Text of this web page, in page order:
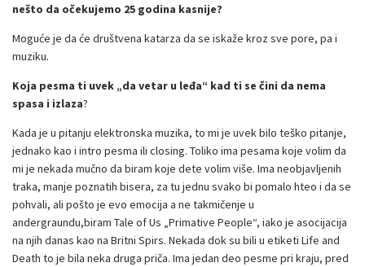
nešto da očekujemo 25 godina kasnije?
Moguće je da će društvena katarza da se iskaže kroz sve pore, pa i
muziku.
Koja pesma ti uvek „da vetar u leđa“ kad ti se čini da nema
spasa i izlaza?
Kada je u pitanju elektronska muzika, to mi je uvek bilo teško pitanje,
jednako kao i intro pesma ili closing. Toliko ima pesama koje volim da
mi je nekada mučno da biram koje dete volim više. Ima neobjavljenih
traka, manje poznatih bisera, za tu jednu svako bi pomalo hteo i da se
pohvali, ali pošto je evo emocija a ne takmičenje u
andergraundu,biram Tale of Us „Primative People“, iako je asocijacija
na njih danas kao na Britni Spirs. Nekada dok su bili u etiketi Life and
Death to je bila neka druga priča. Ima jedan deo pesme pri kraju, pred